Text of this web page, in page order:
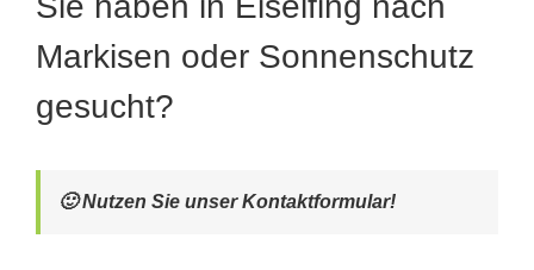
Markisen oder Sonnenschutz
gesucht?
🙂 Nutzen Sie unser Kontaktformular!